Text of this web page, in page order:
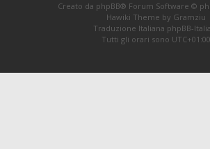
Creato da phpBB® Forum Software ©
Hawiki Theme by Gramziu
Traduzione Italiana phpBB-
Tutti gli orari sono UTC+01:00